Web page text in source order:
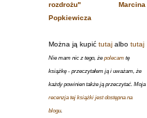
rozdrożu" Marcina
Popkiewicza
Można ją kupić tutaj albo tutaj
Nie mam nic z tego, żepolecam tę
książkę - przeczytałem ją i uważam, że
każdy powinien także ją przeczytać. Moja
recenzja tej książki jest dostępna na
blogu.